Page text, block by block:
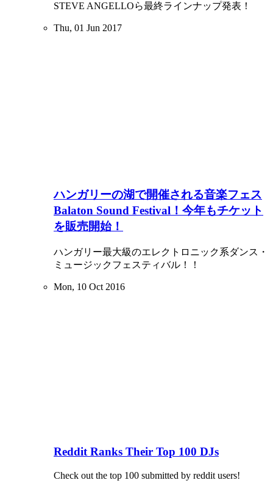
STEVE ANGELLOら最終ラインナップ発表！
Thu, 01 Jun 2017
ハンガリーの湖で開催される音楽フェス
Balaton Sound Festival！今年もチケット
を販売開始！
ハンガリー最大級のエレクトロニック系ダンス・
ミュージックフェスティバル！！
Mon, 10 Oct 2016
Reddit Ranks Their Top 100 DJs
Check out the top 100 submitted by reddit users!